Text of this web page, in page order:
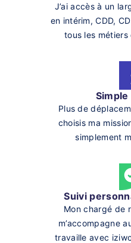
J’ai accès à un
en intérim, CDD,
tous les métiers
Simple
Plus de
choisis ma
simplement
Suivi
Mon chargé de
m’accompagne
travaille avec